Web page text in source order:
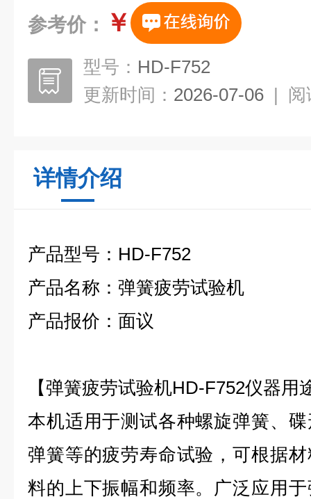
参考价： ￥
型号： HD-F752
更新时间： 2026-07-06 | 阅
详情介绍
产品型号： HD-F752
产品名称：弹簧疲劳试验机
产品报价：面议
【弹簧疲劳试验机HD-F752仪器用
本机适用于测试各种螺旋弹簧、
弹簧等的疲劳寿命试验，可根据
料的上下振幅和频率。广泛应用